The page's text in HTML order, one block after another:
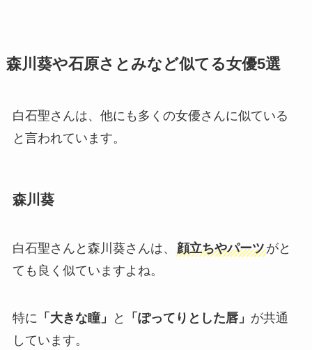
森川葵や石原さとみなど似てる女優5選
白石聖さんは、他にも多くの女優さんに似ている
と言われています。
森川葵
白石聖さんと森川葵さんは、 顔立ちやパーツがと
ても良く似ていますよね。
特に 「大きな瞳」 と 「ぽってりとした唇」 が共通
しています。